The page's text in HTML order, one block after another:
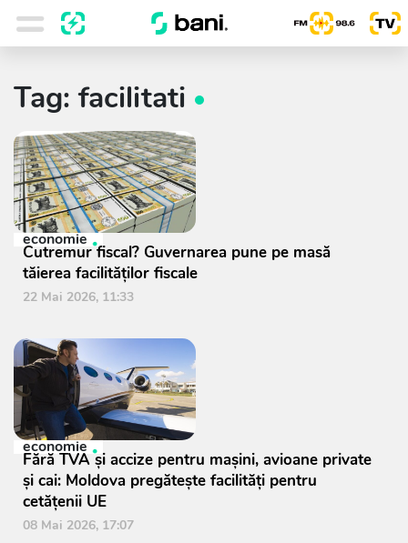
Tag: facilitati
economie
Cutremur fiscal? Guvernarea pune pe masă
tăierea facilităților fiscale
22 Mai 2026, 11:33
economie
Fără TVA și accize pentru mașini, avioane private
și cai: Moldova pregătește facilități pentru
cetățenii UE
08 Mai 2026, 17:07